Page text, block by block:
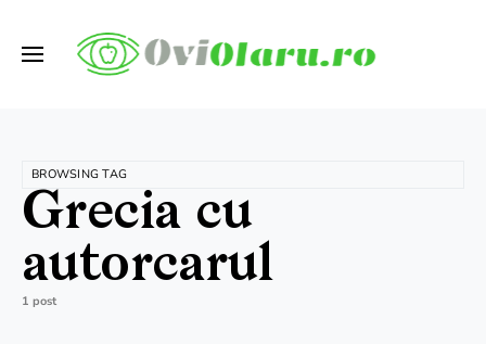
BROWSING TAG
Grecia cu
autorcarul
1 post